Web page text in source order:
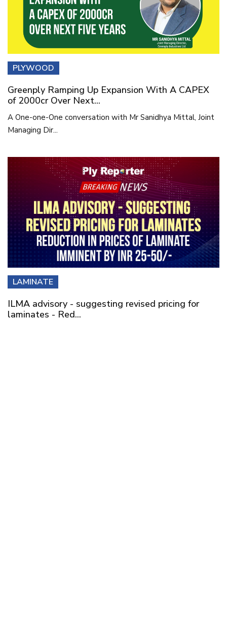
PLYWOOD
Greenply Ramping Up Expansion With A CAPEX
of 2000cr Over Next...
A One-one-One conversation with Mr Sanidhya Mittal, Joint
Managing Dir...
LAMINATE
ILMA advisory - suggesting revised pricing for
laminates - Red...